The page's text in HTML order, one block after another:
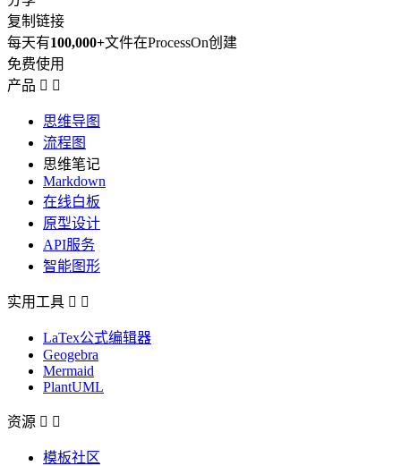
复制链接
每天有100,000+文件在ProcessOn创建
免费使用
产品  
思维导图
流程图
思维笔记
Markdown
在线白板
原型设计
API服务
智能图形
实用工具  
LaTex公式编辑器
Geogebra
Mermaid
PlantUML
资源  
模板社区